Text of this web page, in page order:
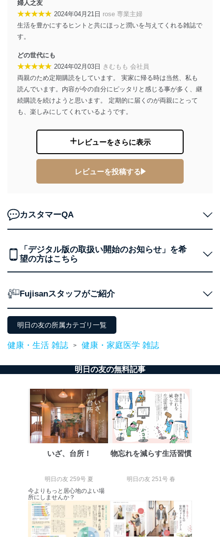
改訂：2025年2月20日
制定：2005年4月1日
個人情報の取扱いについて
１．個人情報保護管理者
当社は以下の個人情報保護管理者を設置し、個人情報保
護管理者の責任のもと、個人情報を取得・アクセス・利
用・提供・管理いたします。
東京都渋谷区南平台町16-11
株式会社富士山マガジンサービス
代表取締役会長 西野 伸一郎
個人情報保護管理者: 経営管理グループディレクター 前
りです。
No
個人情報の種類 利用目的
当社の定期購読サ
の方の個人情報
商品代金回収のため
閲覧履歴や購買履歴等の情報を分
応じた新商品・サービスに関する
広告のため
2
当社にお問合わせ
いただいた方の個
お問い合わせ対応、トラブル対
処、オペレーター教育など応対品
3
当社カスタマーQ＆
Aサービス利用者
の確認のため
サイトのサービス内容のご案内の
ため
ｅメール等による商品、サービ
ス、キャンペーン等の広告に関す
るご案内のため
4
採用応募者の方の
採用選考、ご連絡のため
当社の従業者の個
人事、総務などの雇用管理等のた
6
パートナー（提携
により当社の
定期購読サービス
等をご利用の方の
個人情報
購入商品配送のため
た商品の発売元企業からのｅメー
ル等による商品、
サービス、キャンペーン等の広告
に関するご案内のため
当社のサービス利用状況の把握お
婦人之友
★★★★★ 2024年04月21日 rose 専業主婦
生活を豊かにするヒントと共にほっと潤いを与えてくれる雑誌で
す。
どの世代にも
★★★★★ 2024年02月03日 きむもも 会社員
両親のため定期購読をしています。 実家に帰る時は当然、私も
読んでいます。内容が今の自分にピッタリと感じる事が多く、継
続購読を続けようと思います。 定期的に届くのが両親にとって
も、楽しみにしてくれているようです。
レビューをさらに表示
レビューを投稿する
カスタマーQA
「デジタル版の取扱い開始のお知らせ」を希
望の方はこちら
Fujisanスタッフがご紹介
明日の友の所属カテゴリ一覧
健康・生活 雑誌 > 健康・家庭医学 雑誌
明日の友の無料記事
いざ、台所！
明日の友 259号 夏
今よりもっと居心地のよい場
所にしませんか？
物忘れを減らす生活習慣
明日の友 251号 春